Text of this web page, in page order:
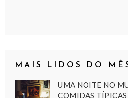
MAIS LIDOS DO
UMA NOITE NO
COMIDAS TÍPICAS